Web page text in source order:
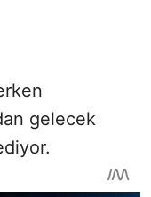
gelecek